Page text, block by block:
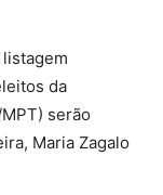
da
serão
Maria Zagalo